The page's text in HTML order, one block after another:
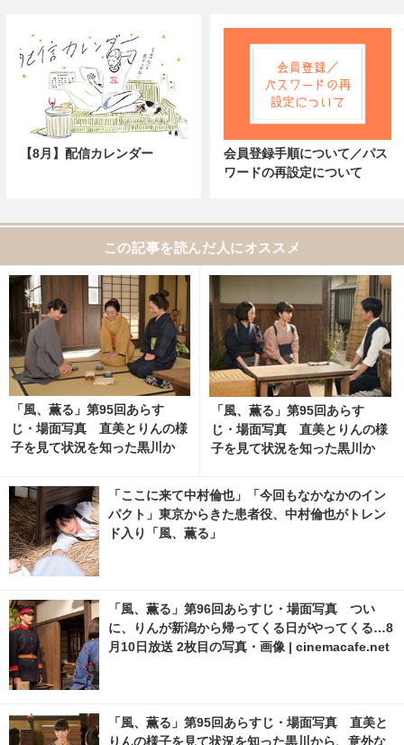
【8月】配信カレンダー
会員登録手順について／パス
ワードの再設定について
この記事を読んだ人にオススメ
「風、薫る」第95回あらす
じ・場面写真 直美とりんの様
子を見て状況を知った黒川か
送 4枚目の写真・画像 | cinem
acafe.net
「風、薫る」第95回あらす
じ・場面写真 直美とりんの様
子を見て状況を知った黒川か
送 9枚目の写真・画像 | cinem
acafe.net
「ここに来て中村倫也」「今回もなかなかのイン
パクト」東京からきた患者役、中村倫也がトレン
ド入り「風、薫る」
「風、薫る」第96回あらすじ・場面写真 つい
に、りんが新潟から帰ってくる日がやってくる…8
月10日放送 2枚目の写真・画像 | cinemacafe.net
「風、薫る」第95回あらすじ・場面写真 直美と
りんの様子を見て状況を知った黒川から、意外な